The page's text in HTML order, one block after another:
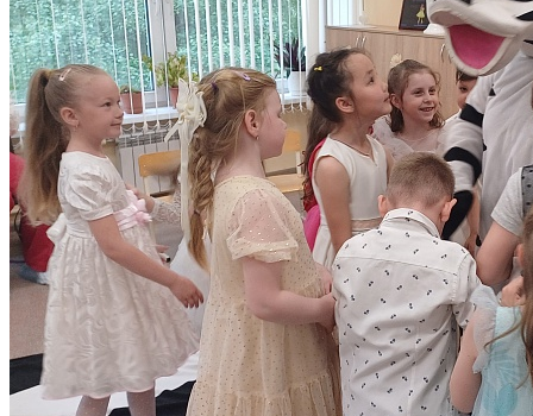
Наши контакты
236040,г. Калининград, ул. Сергеева 10
+7 (401) 253-45-55
dtdm39@mail.ru
Приказ
Разделы
Главная
О Дворце
Родителям
Контакты
Карта сайта